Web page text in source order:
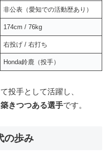
非公表（愛知での活動歴あり）
174cm / 76kg
右投げ / 右打ち
Honda鈴鹿（投手）
投手として活躍し、
きつつある選手です。
の歩み